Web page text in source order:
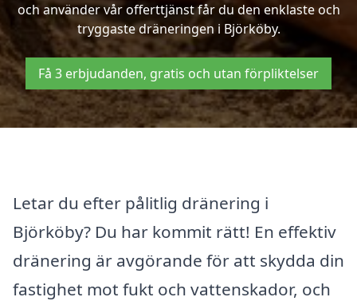
och använder vår offerttjänst får du den enklaste och
tryggaste dräneringen i Björköby.
Få 3 erbjudanden, gratis och utan förpliktelser
Letar du efter pålitlig dränering i
Björköby? Du har kommit rätt! En effektiv
dränering är avgörande för att skydda din
fastighet mot fukt och vattenskador, och